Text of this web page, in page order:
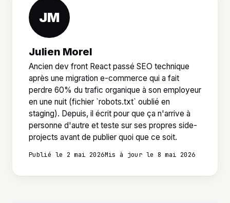
JM
Julien Morel
Ancien dev front React passé SEO technique
après une migration e-commerce qui a fait
perdre 60% du trafic organique à son employeur
en une nuit (fichier `robots.txt` oublié en
staging). Depuis, il écrit pour que ça n'arrive à
personne d'autre et teste sur ses propres side-
projects avant de publier quoi que ce soit.
Publié le 2 mai 2026Mis à jour le 8 mai 2026